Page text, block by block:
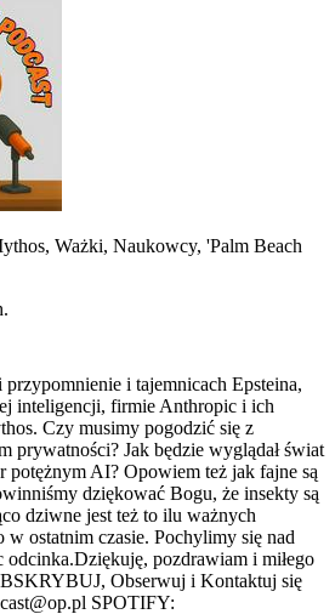
Ważki, Naukowcy, 'Palm Beach
i tajemnicach Epsteina,
inteligencji, firmie Anthropic i ich
Czy musimy pogodzić się z
prywatności? Jak będzie wyglądał świat
potężnym AI? Opowiem też jak fajne są
dziękować Bogu, że insekty są
dziwne jest też to ilu ważnych
w ostatnim czasie. Pochylimy się nad
odcinka.Dziękuję, pozdrawiam i miłego
Obserwuj i Kontaktuj się
SPOTIFY: